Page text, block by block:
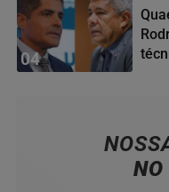
04
NO